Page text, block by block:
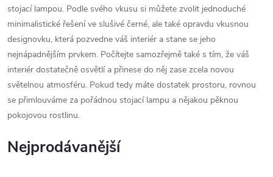
stojací lampou. Podle svého vkusu si můžete zvolit jednoduché
minimalistické řešení ve slušivé černé, ale také opravdu vkusnou
designovku, která pozvedne váš interiér a stane se jeho
nejnápadnějším prvkem. Počítejte samozřejmě také s tím, že váš
interiér dostatečně osvětlí a přinese do něj zase zcela novou
světelnou atmosféru. Pokud tedy máte dostatek prostoru, rovnou
se přimlouváme za pořádnou stojací lampu a nějakou pěknou
pokojovou rostlinu.
Nejprodávanější